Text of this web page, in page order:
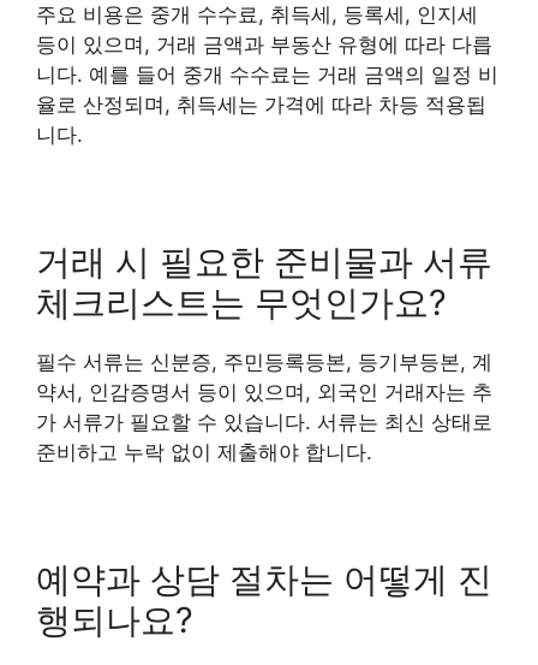
주요 비용은 중개 수수료, 취득세, 등록세, 인지세
등이 있으며, 거래 금액과 부동산 유형에 따라 다릅
니다. 예를 들어 중개 수수료는 거래 금액의 일정 비
율로 산정되며, 취득세는 가격에 따라 차등 적용됩
니다.
거래 시 필요한 준비물과 서류
체크리스트는 무엇인가요?
필수 서류는 신분증, 주민등록등본, 등기부등본, 계
약서, 인감증명서 등이 있으며, 외국인 거래자는 추
가 서류가 필요할 수 있습니다. 서류는 최신 상태로
준비하고 누락 없이 제출해야 합니다.
예약과 상담 절차는 어떻게 진
행되나요?